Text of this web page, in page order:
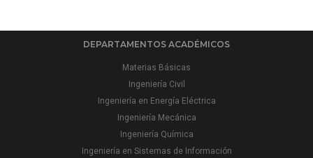
DEPARTAMENTOS ACADÉMICOS
Materias Básicas
Ingeniería Civil
Ingeniería en Energía Eléctrica
Ingeniería Mecánica
Ingeniería Química
Ingeniería en Sistemas de Información